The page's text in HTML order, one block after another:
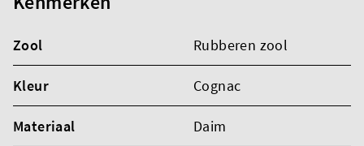
Zool Rubberen zool
Kleur Cognac
Materiaal Daim